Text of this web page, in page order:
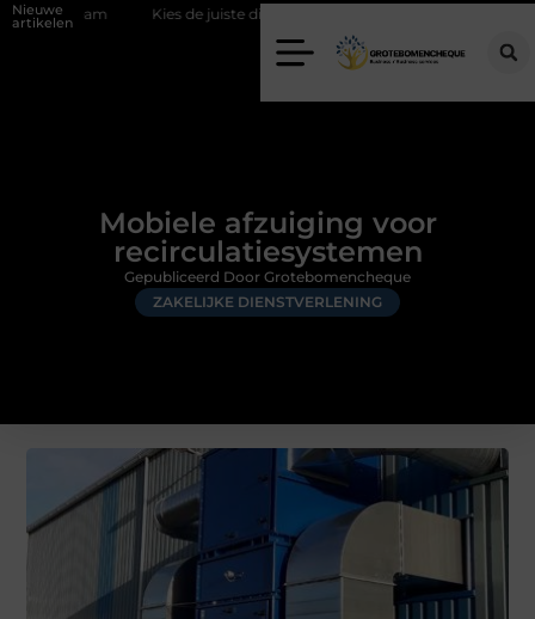
Nieuwe
artikelen Kies de juiste diamantboor voor uw project
Mobiele afzuiging voor
recirculatiesystemen
ZAKELIJKE DIENSTVERLENING
Gepubliceerd Door Grotebomencheque